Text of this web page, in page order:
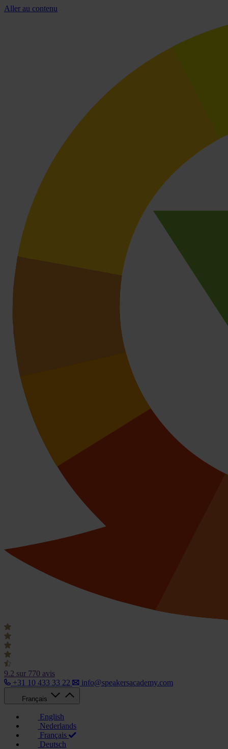
Aller au contenu
9.2 sur 770 avis
+31 10 433 33 22
info@speakersacademy.com
Français
English
Nederlands
Français
Deutsch